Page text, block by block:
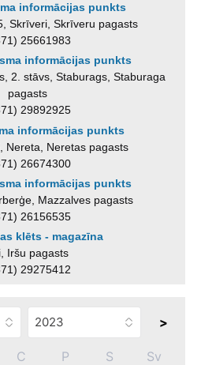
informācijas punkts
Skrīveri, Skrīveru pagasts
25661983
informācijas punkts
2. stāvs, Staburags, Staburaga
pagasts
29892925
informācijas punkts
Nereta, Neretas pagasts
26674300
informācijas punkts
Mazzalves pagasts
26156535
klēts - magazīna
Iršu pagasts
29275412
>
C P S Sv